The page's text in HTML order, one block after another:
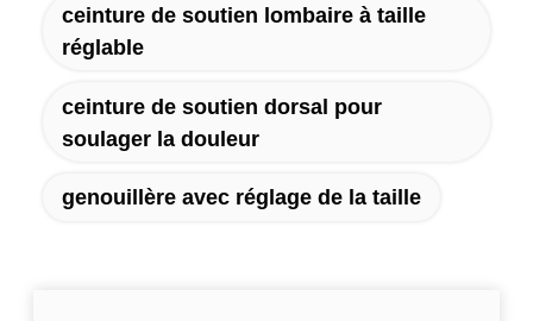
ceinture de soutien lombaire à taille
réglable
ceinture de soutien dorsal pour
soulager la douleur
genouillère avec réglage de la taille